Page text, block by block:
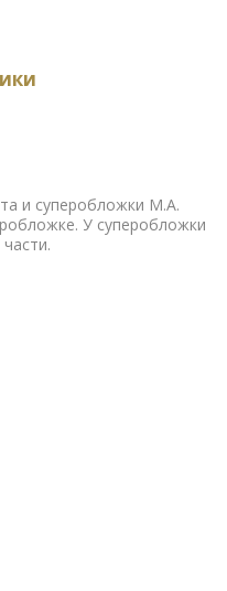
и суперобложки М.А.
У суперобложки